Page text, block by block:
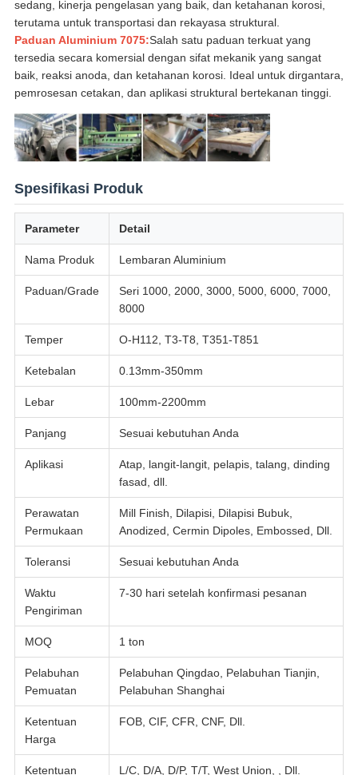
sedang, kinerja pengelasan yang baik, dan ketahanan korosi,
terutama untuk transportasi dan rekayasa struktural.
Paduan Aluminium 7075:Salah satu paduan terkuat yang
tersedia secara komersial dengan sifat mekanik yang sangat
baik, reaksi anoda, dan ketahanan korosi. Ideal untuk dirgantara,
pemrosesan cetakan, dan aplikasi struktural bertekanan tinggi.
Spesifikasi Produk
Parameter Detail
Nama Produk Lembaran Aluminium
Paduan/Grade
Seri 1000, 2000, 3000, 5000, 6000, 7000,
8000
Temper O-H112, T3-T8, T351-T851
Ketebalan 0.13mm-350mm
Lebar 100mm-2200mm
Panjang Sesuai kebutuhan Anda
Aplikasi
Atap, langit-langit, pelapis, talang, dinding
fasad, dll.
Perawatan
Permukaan
Mill Finish, Dilapisi, Dilapisi Bubuk,
Anodized, Cermin Dipoles, Embossed, Dll.
Toleransi Sesuai kebutuhan Anda
Waktu
Pengiriman
7-30 hari setelah konfirmasi pesanan
MOQ 1 ton
Pelabuhan
Pemuatan
Pelabuhan Qingdao, Pelabuhan Tianjin,
Pelabuhan Shanghai
Ketentuan
Harga
FOB, CIF, CFR, CNF, Dll.
Ketentuan L/C, D/A, D/P, T/T, West Union, , Dll.